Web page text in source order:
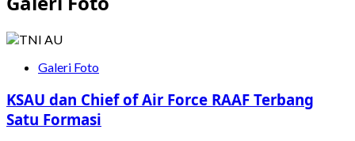
Galeri Foto
KSAU dan Chief of Air Force RAAF Terbang
Satu Formasi